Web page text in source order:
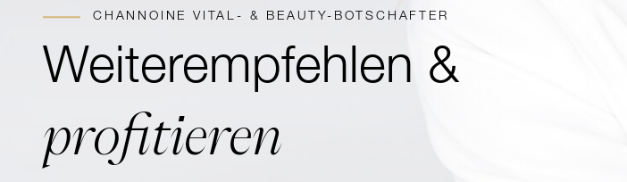
CHANNOINE VITAL- & BEAUTY-BOTSCHAFTER
Weiterempfehlen &
profitieren